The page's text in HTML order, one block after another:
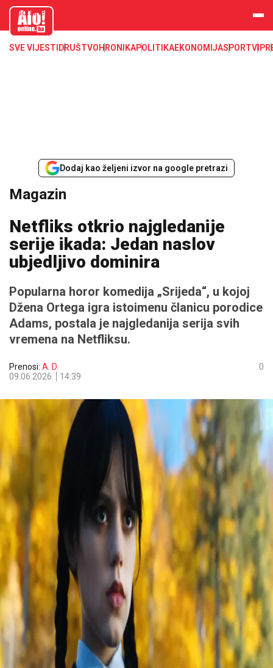
aloonline.b
SVE VIJESTI DRUŠTVOHRONIKAPOLITIKAEKONOMIJASPORTVIP
Dodaj kao željeni izvor na google pretrazi
Magazin
Netfliks otkrio najgledanije
serije ikada: Jedan naslov
ubjedljivo dominira
Popularna horor komedija „Srijeda“, u kojoj
Džena Ortega igra istoimenu članicu porodice
Adams, postala je najgledanija serija svih
vremena na Netfliksu.
Prenosi: A. D.
09.06.2026.
14:39
0